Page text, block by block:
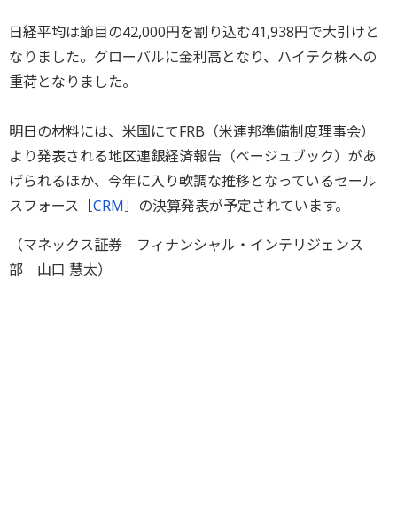
日経平均は節目の42,000円を割り込む41,938円で大引けと
なりました。グローバルに金利高となり、ハイテク株への
重荷となりました。
明日の材料には、米国にてFRB（米連邦準備制度理事会）
より発表される地区連銀経済報告（ベージュブック）があ
げられるほか、今年に入り軟調な推移となっているセール
スフォース［CRM］の決算発表が予定されています。
（マネックス証券 フィナンシャル・インテリジェンス
部 山口 慧太）